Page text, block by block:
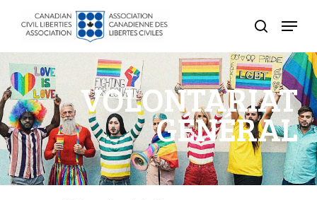
content
recherche
Menu
VOLONTARIAT
GÉNÉRAL
Menu